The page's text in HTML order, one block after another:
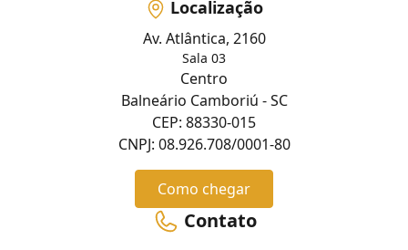
Localização
Av. Atlântica, 2160
Sala 03
Centro
Balneário Camboriú - SC
CEP: 88330-015
CNPJ: 08.926.708/0001-80
Como chegar
Contato